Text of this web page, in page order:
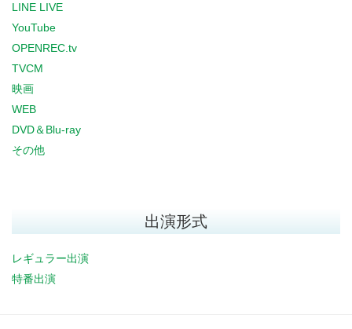
LINE LIVE
YouTube
OPENREC.tv
TVCM
映画
WEB
DVD＆Blu-ray
その他
出演形式
レギュラー出演
特番出演